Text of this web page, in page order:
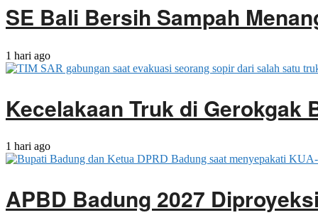
SE Bali Bersih Sampah
1 hari ago
Kecelakaan Truk di Gerokgak
1 hari ago
APBD Badung 2027